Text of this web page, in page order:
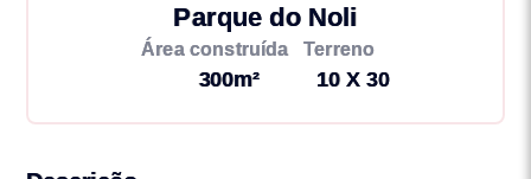
Parque do Noli
Área construída
300m²
Terreno
10 X 30